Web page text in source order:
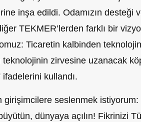
inşa edildi. Odamızın desteği
TEKMER’lerden farklı bir
Ticaretin kalbinden
zirvesine uzanacak
kullandı.
girişimcilere seslenmek istiyorum:
dünyaya açılın! Fikrinizi